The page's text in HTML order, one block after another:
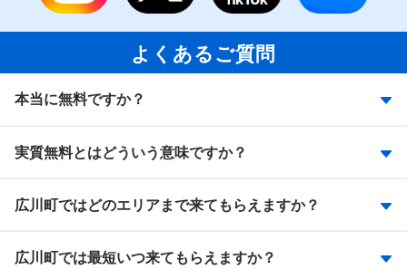
よくあるご質問
本当に無料ですか？
実質無料とはどういう意味ですか？
広川町ではどのエリアまで来てもらえますか？
広川町では最短いつ来てもらえますか？